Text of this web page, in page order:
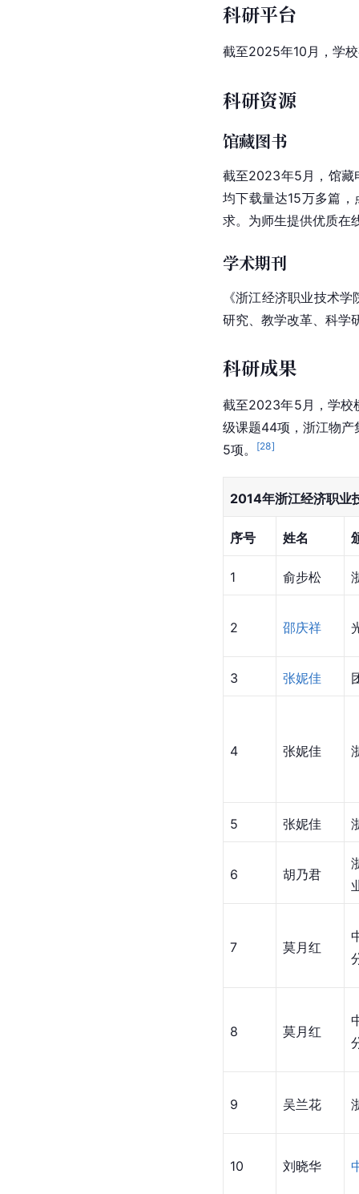
科研平台
截至2025年10月，学
科研资源
馆藏图书
截至2023年5月，馆藏
均下载量达15万多篇
求。为师生提供优质在
学术期刊
《浙江经济职业技术
研究、教学改革、科学
科研成果
截至2023年5月，学校
级课题44项，浙江物
5项。
[28]
2014年浙江经济职业
序号 姓名
1 俞步松
2 邵庆祥
3 张妮佳
4 张妮佳
5 张妮佳
6 胡乃君
7 莫月红
8 莫月红
9 吴兰花
10 刘晓华